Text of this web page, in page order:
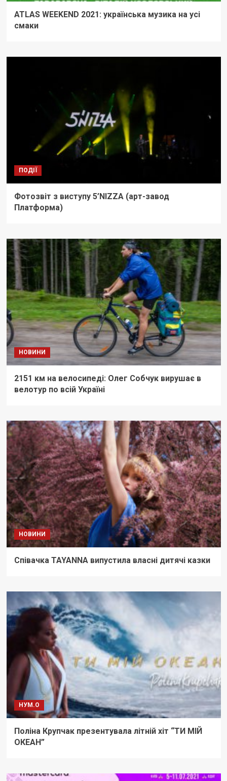
ATLAS WEEKEND 2021: українська музика на усі
смаки
ПОДІЇ
Фотозвіт з виступу 5’NIZZA (арт-завод
Платформа)
НОВИНИ
2151 км на велосипеді: Олег Собчук вирушає в
велотур по всій Україні
НОВИНИ
Співачка TAYANNA випустила власні дитячі казки
НУМ.О
Поліна Крупчак презентувала літній хіт “ТИ МІЙ
ОКЕАН”